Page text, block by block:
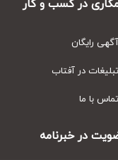
در کسب و کار
رایگان
در آفتاب
با ما
در خبرنامه